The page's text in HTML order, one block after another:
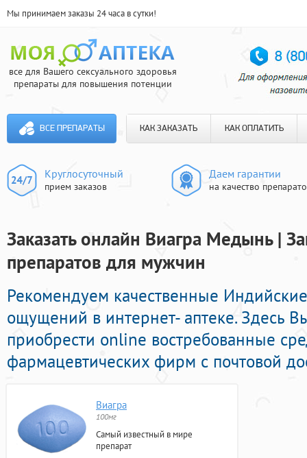
Мы принимаем заказы 24 часа в сутки!
все для Вашего сексуального здоровья
препараты для повышения потенции
ВСЕ ПРЕПАРАТЫ КАК ЗАКАЗАТЬ КАК ОПЛАТИТЬ
Круглосуточный
прием заказов
Даем гарантии
на качество
Заказать онлайн Виагра Медынь |
препаратов для мужчин
Рекомендуем качественные
ощущений в интернет- аптеке. Здесь
приобрести online востребованные
фармацевтических фирм с почтовой
Виагра
100мг
Самый известный в мире
препарат